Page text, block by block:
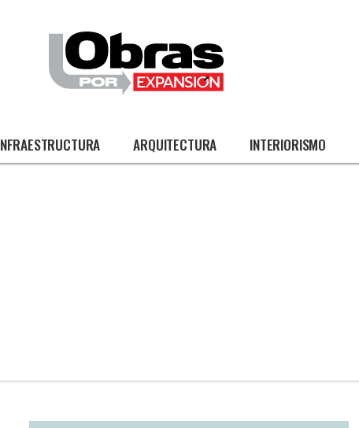
ARQUITECTURA INTERIORISMO